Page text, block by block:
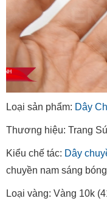
Loại sản phẩm: Dây
Thương hiệu: Trang
Kiểu chế tác: Dây
chuyền nam sáng bóng
Loại vàng: Vàng 10k